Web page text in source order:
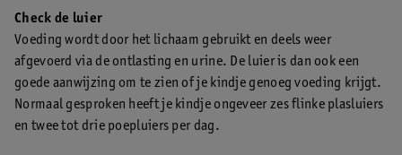
Check de luier
Voeding wordt door het lichaam gebruikt en deels weer
afgevoerd via de ontlasting en urine. De luier is dan ook een
goede aanwijzing om te zien of je kindje genoeg voeding krijgt.
Normaal gesproken heeft je kindje ongeveer zes flinke plasluiers
en twee tot drie poepluiers per dag.